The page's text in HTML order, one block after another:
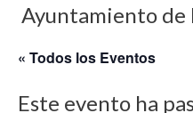
Ayuntamiento de
« Todos los Eventos
Este evento ha